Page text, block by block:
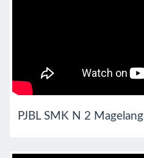
PJBL SMK N 2 Magelang